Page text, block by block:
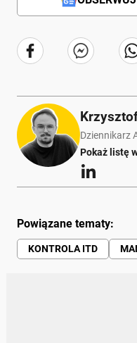
Dziennikarz
Pokaż listę
Powiązane tematy:
KONTROLA ITD